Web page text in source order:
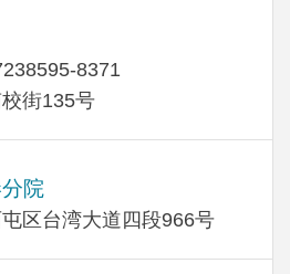
8371
街135号
院
区台湾大道四段966号